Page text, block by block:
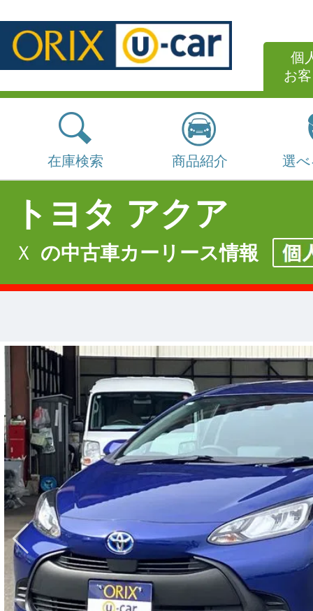
個
お
在庫検索 商品紹介 選
トヨタ アクア
Ｘ の中古車カーリース情報